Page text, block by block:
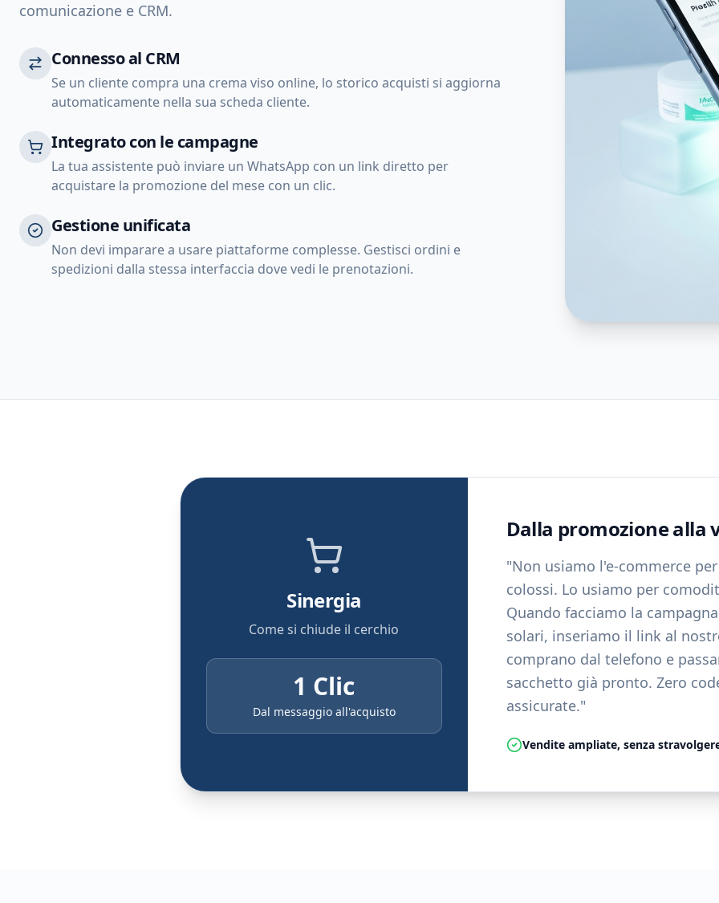
comunicazione e CRM.
Connesso al CRM
Se un cliente compra una crema viso online, lo storico acquisti si aggiorna
automaticamente nella sua scheda cliente.
Integrato con le campagne
La tua assistente può inviare un WhatsApp con un link diretto per
acquistare la promozione del mese con un clic.
Gestione unificata
Non devi imparare a usare piattaforme complesse. Gestisci ordini e
spedizioni dalla stessa interfaccia dove vedi le prenotazioni.
Sinergia
Come si chiude il cerchio
1 Clic
Dal messaggio all'acquisto
Dalla promozione alla
"Non usiamo l'e-commerce
colossi. Lo usiamo per
Quando facciamo la
solari, inseriamo il link al
comprano dal telefono e
sacchetto già pronto. Zero
assicurate."
Vendite ampliate, senza